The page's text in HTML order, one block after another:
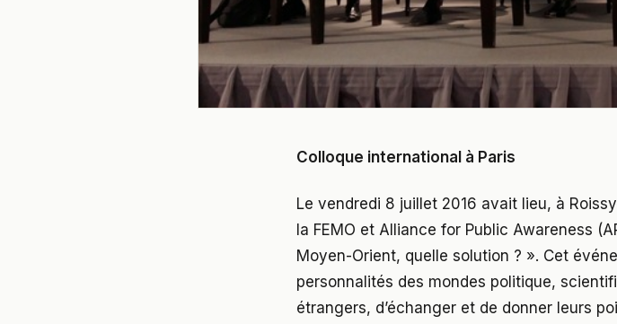
Colloque international à Paris
Le vendredi 8 juillet 2016 avait lieu, à
la FEMO et Alliance for Public Awareness
Moyen-Orient, quelle solution ? ». Cet
personnalités des mondes politique,
étrangers, d’échanger et de donner leurs